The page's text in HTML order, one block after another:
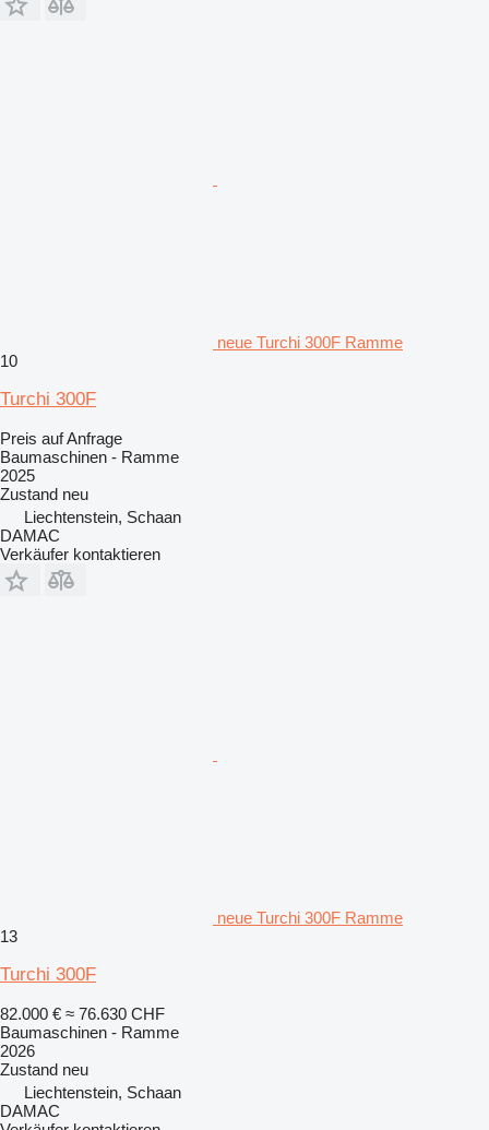
neue Turchi 300F Ramme
10
Turchi 300F
Preis auf Anfrage
Baumaschinen - Ramme
2025
Zustand neu
Liechtenstein, Schaan
DAMAC
Verkäufer kontaktieren
neue Turchi 300F Ramme
13
Turchi 300F
82.000 € ≈ 76.630 CHF
Baumaschinen - Ramme
2026
Zustand neu
Liechtenstein, Schaan
DAMAC